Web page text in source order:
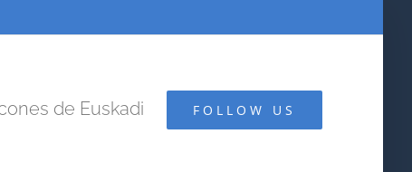
de Euskadi FOLLOW US